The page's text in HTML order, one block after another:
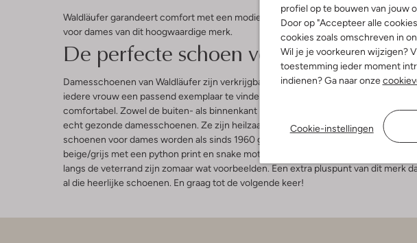
profiel op te bouwen van jouw
Door op "Accepteer alle
cookies zoals omschreven in
Wil je je voorkeuren wijzigen?
toestemming ieder moment
indienen? Ga naar onze
Cookie-instellingen
Waldläufer garandeert comfort met een modieuze uitstraling. Wil je zelf deze
voor dames van dit hoogwaardige merk.
De perfecte schoen voor de
Damesschoenen van Waldläufer zijn verkrijgbaar in de maten 37 tot en met 43.
iedere vrouw een passend exemplaar te vinden. Deze schoenen voor dames
comfortabel. Zowel de buiten- als binnenkant is van duurzame stoffen gemaakt.
echt gezonde damesschoenen. Ze zijn heilzaam voor je voeten en dus ook voor
schoenen voor dames worden als sinds 1960 gemaakt. Je kunt ze bestellen in
beige/grijs met een python print en snake motief. Maar ieder Waldläufer design
langs de veterrand zijn zomaar wat voorbeelden. Een extra pluspunt van dit
al die heerlijke schoenen. En graag tot de volgende keer!